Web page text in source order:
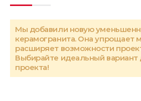
Мы добавили новую
керамогранита. Она упрощает
расширяет возможности
Выбирайте идеальный вариант
проекта!